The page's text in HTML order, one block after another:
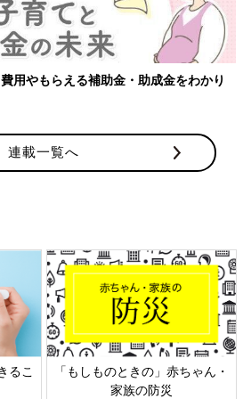
用やもらえる補助金・助成金をわかり
連載一覧へ
るこ
「もしものときの」赤ちゃん・
家族の防災